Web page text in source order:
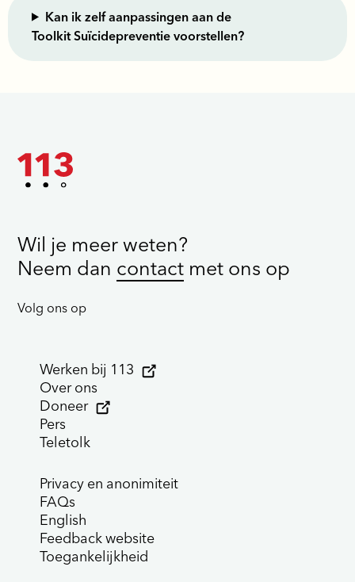
Kan ik zelf aanpassingen aan de
Toolkit Suïcidepreventie voorstellen?
Wil je meer weten?
Neem dan contact met ons op
Volg ons op
Werken bij 113
Over ons
Doneer
Pers
Teletolk
Privacy en anonimiteit
FAQs
English
Feedback website
Toegankelijkheid